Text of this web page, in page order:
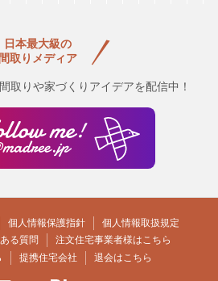
日本最大級の
間取りメディア
取りや家づくりアイデアを配信中！
個人情報保護指針
個人情報取扱規定
る質問
注文住宅事業者様はこちら
提携住宅会社 退会はこちら